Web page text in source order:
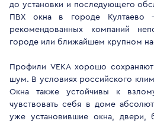
до установки и последующего
ПВХ окна в городе Култаево
рекомендованных компаний
городе или ближайшем крупном
Профили VEKA хорошо
шум. В условиях российского
Окна также устойчивы к
чувствовать себя в доме
уже установившие окна, двери,